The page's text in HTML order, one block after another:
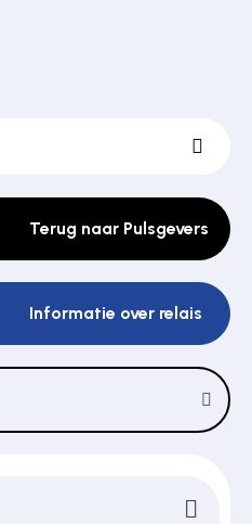
Terug naar Pulsgevers
Informatie over relais